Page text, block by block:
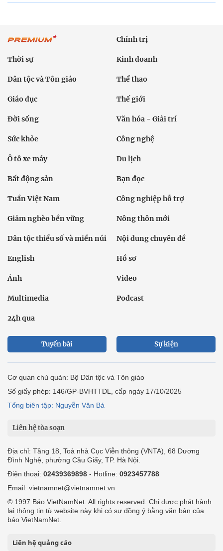
Chính trị
Thời sự Kinh doanh
Dân tộc và Tôn giáo Thể thao
Giáo dục Thế giới
Đời sống Văn hóa - Giải trí
Sức khỏe Công nghệ
Ô tô xe máy Du lịch
Bất động sản Bạn đọc
Tuần Việt Nam Công nghiệp hỗ trợ
Giảm nghèo bền vững Nông thôn mới
Dân tộc thiểu số và miền núi Nội dung chuyên đề
English Hồ sơ
Ảnh Video
Multimedia Podcast
24h qua
Tuyến bài Sự kiện
Cơ quan chủ quản: Bộ Dân tộc và Tôn giáo
Số giấy phép: 146/GP-BVHTTDL, cấp ngày 17/10/2025
Tổng biên tập: Nguyễn Văn Bá
Liên hệ tòa soạn
Địa chỉ: Tầng 18, Toà nhà Cục Viễn thông (VNTA), 68 Dương
Đình Nghệ, phường Cầu Giấy, TP. Hà Nội.
Điện thoại: 02439369898 - Hotline: 0923457788
Email: vietnamnet@vietnamnet.vn
© 1997 Báo VietNamNet. All rights reserved. Chỉ được phát hành
lại thông tin từ website này khi có sự đồng ý bằng văn bản của
báo VietNamNet.
Liên hệ quảng cáo